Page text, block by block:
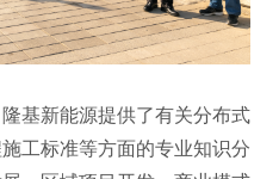
基新能源提供了有关分布式
工标准等方面的专业知识分